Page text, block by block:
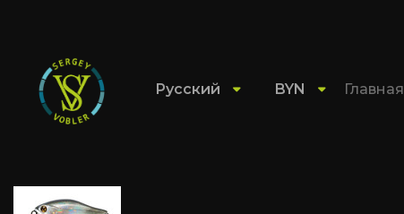
Русский BYN Главная